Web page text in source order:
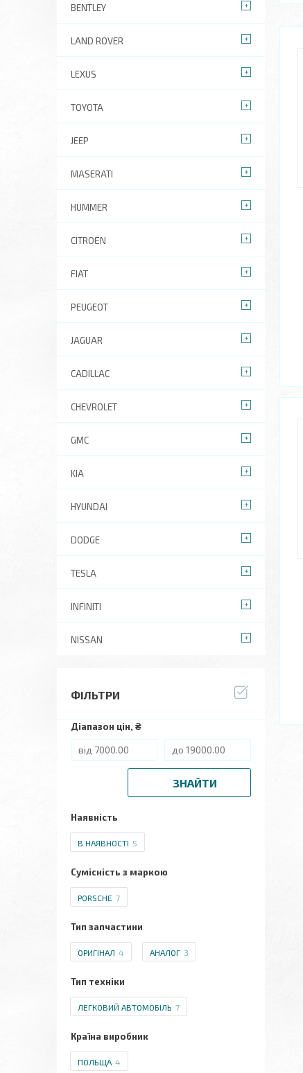
BENTLEY
LAND ROVER
LEXUS
TOYOTA
JEEP
MASERATI
HUMMER
CITROËN
FIAT
PEUGEOT
JAGUAR
CADILLAC
CHEVROLET
GMC
KIA
HYUNDAI
DODGE
TESLA
INFINITI
NISSAN
ФІЛЬТРИ
Діапазон цін, ₴
ЗНАЙТИ
Наявність
В НАЯВНОСТІ 5
Сумісність з маркою
PORSCHE 7
Тип запчастини
ОРИГІНАЛ 4 АНАЛОГ 3
Тип техніки
ЛЕГКОВИЙ АВТОМОБІЛЬ 7
Країна виробник
ПОЛЬЩА 4